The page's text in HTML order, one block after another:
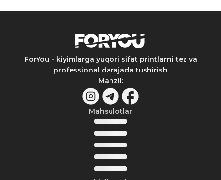
ForYou - kiyimlarga yuqori sifat printlarni tez va
professional darajada tushirish
Manzil:
Mahsulotlar